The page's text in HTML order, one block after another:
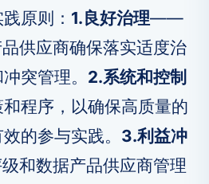
原则： 1.良好治理——
供应商确保落实适度治
突管理。 2.系统和控制
程序，以确保高质量的
的参与实践。 3.利益冲
和数据产品供应商管理